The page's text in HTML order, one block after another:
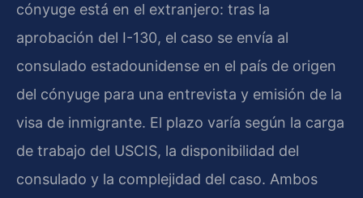
cónyuge está en el extranjero: tras la
aprobación del I-130, el caso se envía al
consulado estadounidense en el país de origen
del cónyuge para una entrevista y emisión de la
visa de inmigrante. El plazo varía según la carga
de trabajo del USCIS, la disponibilidad del
consulado y la complejidad del caso. Ambos